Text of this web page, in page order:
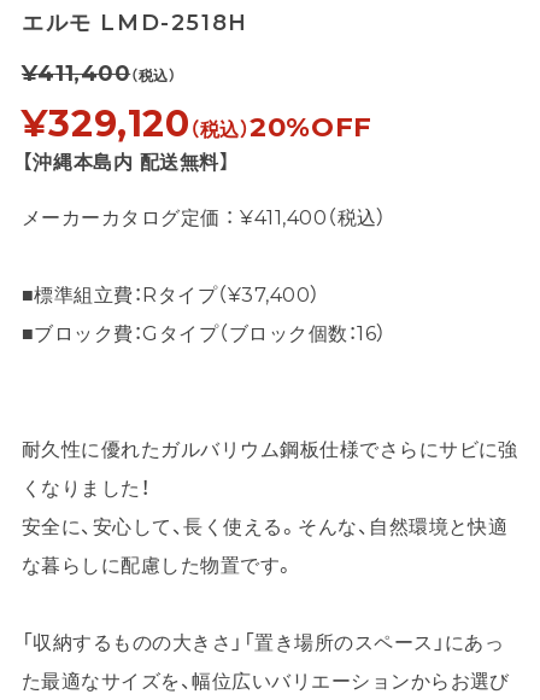
エルモ LMD-2518H
¥411,400（税込）
¥329,120 （税込）20%OFF
【沖縄本島内 配送無料】
メーカーカタログ定価 ： ¥411,400（税込）
■標準組立費：Rタイプ（¥37,400）
■ブロック費：Gタイプ（ブロック個数：16）
耐久性に優れたガルバリウム鋼板仕様でさらにサビに強
くなりました！
安全に、安心して、長く使える。そんな、自然環境と快適
な暮らしに配慮した物置です。
「収納するものの大きさ」「置き場所のスペース」にあっ
た最適なサイズを、幅位広いバリエーションからお選び